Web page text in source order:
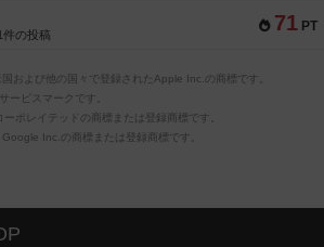
71 PT
件の投稿
および他の国々で登録されたApple Inc.の商標です。
ービスマークです。
ポレイテッドの商標または登録商標です。
Inc.の商標または登録商標です。